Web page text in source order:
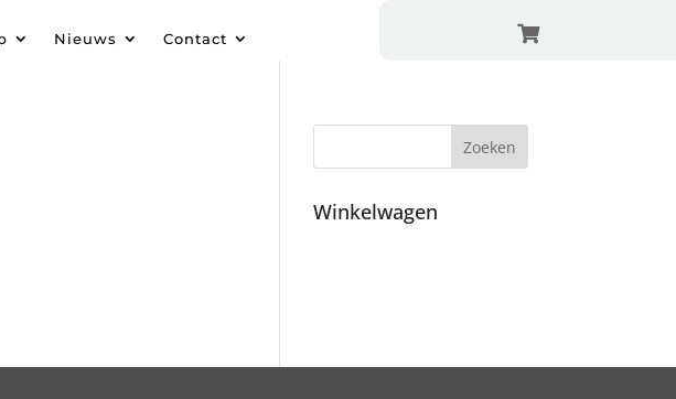
Nieuws Contact 
Winkelwagen